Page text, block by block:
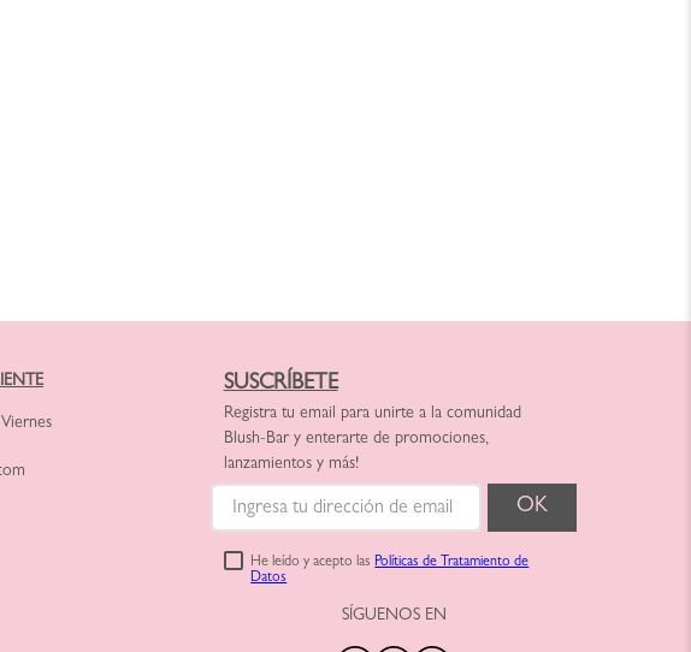
SUSCRÍBETE
Registra tu email para unirte a la comunidad
Blush-Bar y enterarte de promociones,
lanzamientos y más!
He leído y acepto lasPolíticas de Tratamiento de
Datos
SÍGUENOS EN